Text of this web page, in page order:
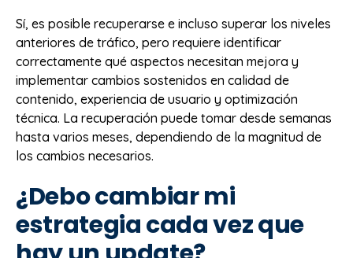
Sí, es posible recuperarse e incluso superar los niveles
anteriores de tráfico, pero requiere identificar
correctamente qué aspectos necesitan mejora y
implementar cambios sostenidos en calidad de
contenido, experiencia de usuario y optimización
técnica. La recuperación puede tomar desde semanas
hasta varios meses, dependiendo de la magnitud de
los cambios necesarios.
¿Debo cambiar mi
estrategia cada vez que